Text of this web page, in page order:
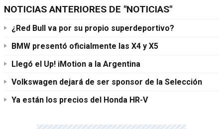
NOTICIAS ANTERIORES DE "NOTICIAS"
¿Red Bull va por su propio superdeportivo?
BMW presentó oficialmente las X4 y X5
Llegó el Up! iMotion a la Argentina
Volkswagen dejará de ser sponsor de la Selección
Ya están los precios del Honda HR-V